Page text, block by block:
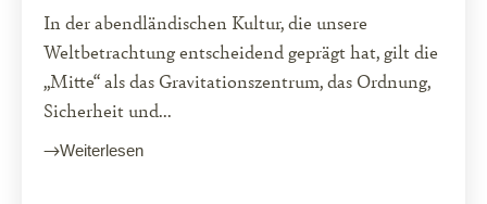
In der abendländischen Kultur, die unsere
Weltbetrachtung entscheidend geprägt hat, gilt die
„Mitte“ als das Gravitationszentrum, das Ordnung,
Sicherheit und...
Weiterlesen